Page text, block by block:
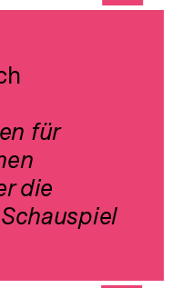
für
die